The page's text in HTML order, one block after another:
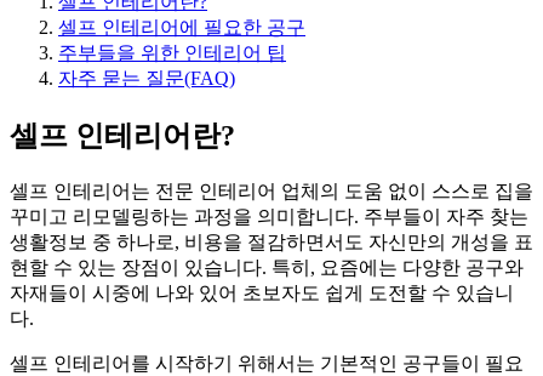
셀프 인테리어에 필요한 공구
주부들을 위한 인테리어 팁
자주 묻는 질문(FAQ)
셀프 인테리어란?
셀프 인테리어는 전문 인테리어 업체의 도움 없이 스스로 집을
꾸미고 리모델링하는 과정을 의미합니다. 주부들이 자주 찾는
생활정보 중 하나로, 비용을 절감하면서도 자신만의 개성을 표
현할 수 있는 장점이 있습니다. 특히, 요즘에는 다양한 공구와
자재들이 시중에 나와 있어 초보자도 쉽게 도전할 수 있습니
다.
셀프 인테리어를 시작하기 위해서는 기본적인 공구들이 필요